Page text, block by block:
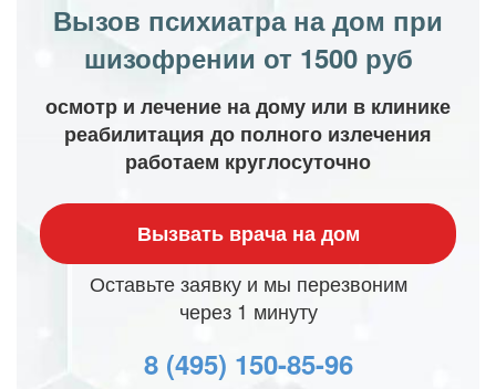
Вызов психиатра на дом при
шизофрении от 1500 руб
осмотр и лечение на дому или в клинике
реабилитация до полного излечения
работаем круглосуточно
Вызвать врача на дом
Оставьте заявку и мы перезвоним
через 1 минуту
8 (495) 150-85-96